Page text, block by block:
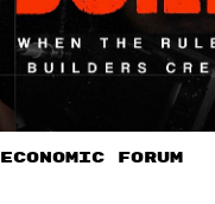
ECONOMIC FORUM